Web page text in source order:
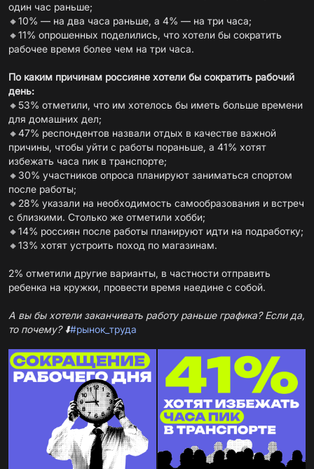
один час раньше;
🔸10% — на два часа раньше, а 4% — на три часа;
🔸11% опрошенных поделились, что хотели бы сократить
рабочее время более чем на три часа.
По каким причинам россияне хотели бы сократить рабочий
день:
🔸53% отметили, что им хотелось бы иметь больше времени
для домашних дел;
🔸47% респондентов назвали отдых в качестве важной
причины, чтобы уйти с работы пораньше, а 41% хотят
избежать часа пик в транспорте;
🔸30% участников опроса планируют заниматься спортом
после работы;
🔸28% указали на необходимость самообразования и встреч
с близкими. Столько же отметили хобби;
🔸14% россиян после работы планируют идти на подработку;
🔸13% хотят устроить поход по магазинам.
2% отметили другие варианты, в частности отправить
ребенка на кружки, провести время наедине с собой.
А вы бы хотели заканчивать работу раньше графика? Если да,
то почему? ⬇️#рынок_труда